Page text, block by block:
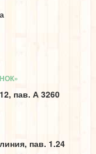
пав. А 3260
пав. 1.24